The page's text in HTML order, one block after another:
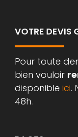
VOTRE DEVIS
Pour toute
bien vouloir
disponible ici.
48h.